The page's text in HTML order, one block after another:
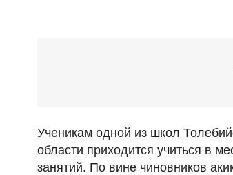
Ученикам одной из школ
области приходится учиться в
занятий. По вине чиновников